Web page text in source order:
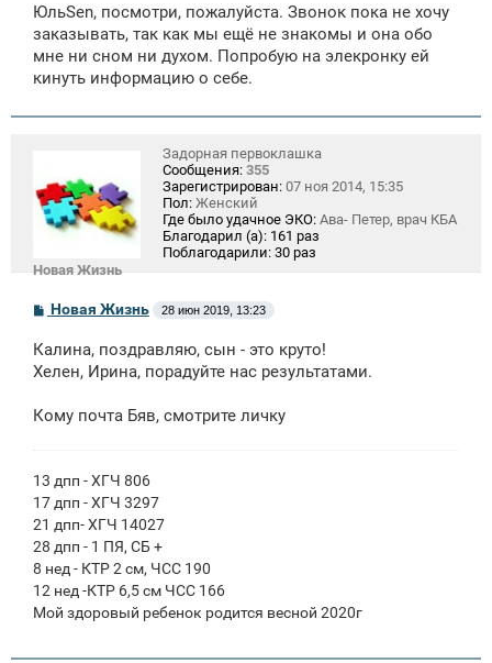
ЮльSen, посмотри, пожалуйста. Звонок пока не хочу
заказывать, так как мы ещё не знакомы и она обо
мне ни сном ни духом. Попробую на элекронку ей
кинуть информацию о себе.
Новая Жизнь
Задорная первоклашка
Сообщения: 355
Зарегистрирован: 07 ноя 2014, 15:35
Пол: Женский
Где было удачное ЭКО: Ава- Петер, врач КБА
Благодарил (а): 161 раз
Поблагодарили: 30 раз
С
б
щ
и
Новая Жизнь 28 июн 2019, 13:23
Калина, поздравляю, сын - это круто!
Хелен, Ирина, порадуйте нас результатами.
Кому почта Бяв, смотрите личку
13 дпп - ХГЧ 806
17 дпп - ХГЧ 3297
21 дпп- ХГЧ 14027
28 дпп - 1 ПЯ, СБ +
8 нед - КТР 2 см, ЧСС 190
12 нед -КТР 6,5 см ЧСС 166
Мой здоровый ребенок родится весной 2020г